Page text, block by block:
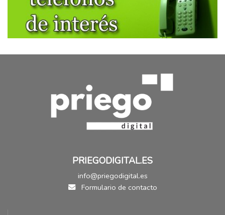
PRIEGODIGITAL.ES
info@priegodigital.es
Formulario de contacto